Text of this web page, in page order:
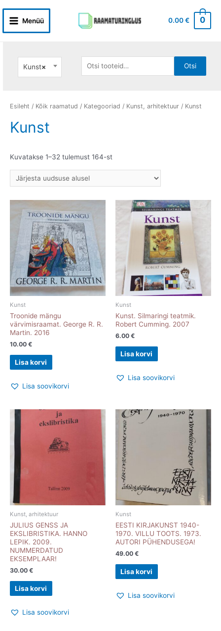
content
Main
Menüü 0.00€ 0
×
Kunst
Otsi: Otsi
Esileht / Kõik raamatud / Kategooriad / Kunst, arhitektuur / Kunst
Kunst
Kuvatakse 1–32 tulemust 164-stSorditud
uusimate
Kunst
Troonide mängu
värvimisraamat. George R. R.
Martin. 2016
10.00 €
Lisa korvi
Lisa soovikorvi
Kunst
Kunst. Silmaringi teatmik.
Robert Cumming. 2007
6.00 €
Lisa korvi
Lisa soovikorvi
Kunst, arhitektuur
JULIUS GENSS JA
EKSLIBRISTIKA. HANNO
LEPIK. 2009.
NUMMERDATUD
EKSEMPLAAR!
30.00 €
Lisa korvi
Lisa soovikorvi
Kunst
EESTI KIRJAKUNST 1940-
1970. VILLU TOOTS. 1973.
AUTORI PÜHENDUSEGA!
49.00 €
Lisa korvi
Lisa soovikorvi